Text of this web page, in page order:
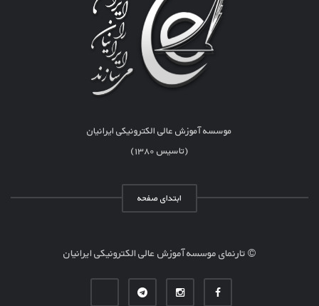
موسسه آموزش عالی الکترونیکی ایرانیان
(تاسیس ۱۳۸۰)
ابتدای صفحه
© تارنمای موسسه آموزش عالی الکترونیکی ایرانیان